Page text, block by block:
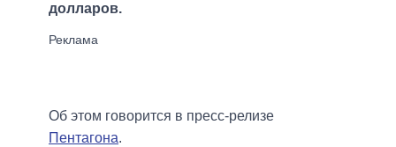
долларов.
Об этом говорится в пресс-релизе
Пентагона.